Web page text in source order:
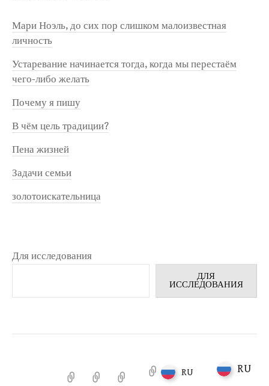
Мари Ноэль, до сих пор слишком малоизвестная
личность
Устаревание начинается тогда, когда мы перестаём
чего-либо желать
Почему я пишу
В чём цель традиции?
Пена жизней
Задачи семьи
золотоискательница
Для исследования
ДЛЯ
ИССЛЕДОВАНИЯ
Добро
Примечания
Антигона RU RU
RU